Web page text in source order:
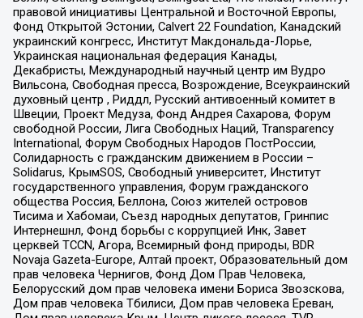
правовой инициативы Центральной и Восточной Европы,
Фонд Открытой Эстонии, Calvert 22 Foundation, Канадский
украинский конгресс, Институт Макдональда-Лорье,
Украинская национальная федерация Канады,
Декабристы, Международный научный центр им Вудро
Вильсона, Свободная пресса, Возрождение, Всеукраинский
духовный центр , Риддл, Русский антивоенный комитет в
Швеции, Проект Медуза, Фонд Андрея Сахарова, Форум
свободной России, Лига Свободных Наций, Transparеncy
International, Форум Свободных Народов ПостРоссии,
Солидарность с гражданским движением в России –
Solidarus, КрымSOS, Свободный университет, Институт
государственного управления, Форум гражданского
общества Россия, Беллона, Союз жителей островов
Тисима и Хабомаи, Съезд народных депутатов, Гринпис
Интернешнл, Фонд борьбы с коррупцией Инк, Завет
церквей TCCN, Агора, Всемирный фонд природы, BDR
Novaja Gazeta-Europe, Алтай проект, Образовательный дом
прав человека Чернигов, Фонд Дом Прав Человека,
Белорусский дом прав человека имени Бориса Звозскова,
Дом прав человека Тбилиси, Дом прав человека Ереван,